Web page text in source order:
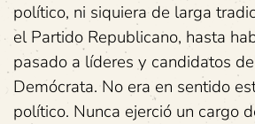
político, ni siquiera de larga
el Partido Republicano, hasta
pasado a líderes y candidatos
Demócrata. No era en sentido
político. Nunca ejerció un cargo